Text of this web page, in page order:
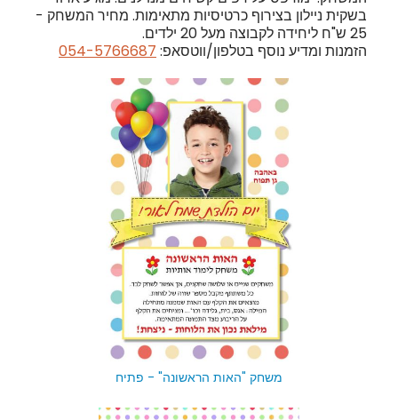
בשקית ניילון בצירוף כרטיסיות מתאימות. מחיר המשחק -
25 ש"ח ליחידה לקבוצה מעל 20 ילדים.
הזמנות ומדיע נוסף בטלפון/ווטסאפ: 054-5766687
משחק "האות הראשונה" - פתיח
משחק "האות הראשונה" - פתיח